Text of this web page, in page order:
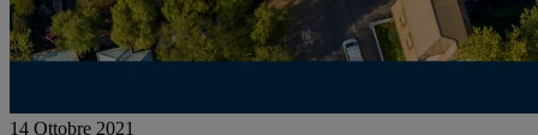
14 Ottobre 2021